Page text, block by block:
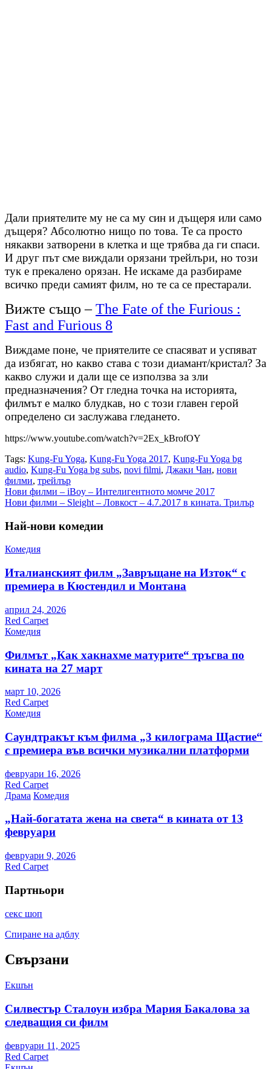
Дали приятелите му не са му син и дъщеря или само
дъщеря? Абсолютно нищо по това. Те са просто
някакви затворени в клетка и ще трябва да ги спаси.
И друг път сме виждали орязани трейлъри, но този
тук е прекалено орязан. Не искаме да разбираме
всичко преди самият филм, но те са се престарали.
Вижте също –The Fate of the Furious :
Fast and Furious 8
Виждаме поне, че приятелите се спасяват и успяват
да избягат, но какво става с този диамант/кристал? За
какво служи и дали ще се използва за зли
предназначения? От гледна точка на историята,
филмът е малко блудкав, но с този главен герой
определено си заслужава гледането.
https://www.youtube.com/watch?v=2Ex_kBrofOY
Tags: Kung-Fu Yoga, Kung-Fu Yoga 2017, Kung-Fu Yoga bg
audio, Kung-Fu Yoga bg subs, novi filmi, Джаки Чан, нови
филми, трейлър
Навигация
Нови филми – iBoy – Интелигентното момче 2017
Нови филми – Sleight – Ловкост – 4.7.2017 в кината. Трилър
Най-нови комедии
Комедия
Италианският филм „Завръщане на Изток“ с
премиера в Кюстендил и Монтана
април 24, 2026
Red Carpet
Комедия
Филмът „Как хакнахме матурите“ тръгва по
кината на 27 март
март 10, 2026
Red Carpet
Комедия
Саундтракът към филма „3 килограма Щастие“
с премиера във всички музикални платформи
февруари 16, 2026
Red Carpet
Драма Комедия
„Най-богатата жена на света“ в кината от 13
февруари
февруари 9, 2026
Red Carpet
Партньори
секс шоп
Спиране на адблу
Свързани
Екшън
Силвестър Сталоун избра Мария Бакалова за
следващия си филм
февруари 11, 2025
Red Carpet